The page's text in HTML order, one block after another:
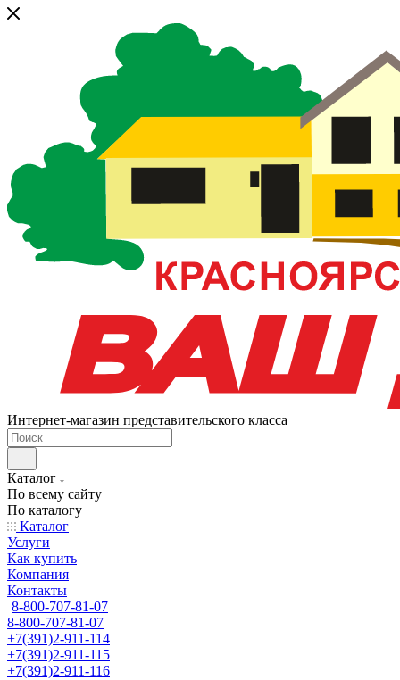
Интернет-магазин представительского класса
Каталог
По всему сайту
По каталогу
Каталог
Услуги
Как купить
Компания
Контакты
8-800-707-81-07
8-800-707-81-07
+7(391)2-911-114
+7(391)2-911-115
+7(391)2-911-116